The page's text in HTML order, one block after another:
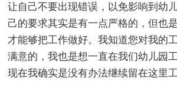
让自己不要出现错误，以免影响到幼
己的要求其实是有一点严格的，但也
才能够把工作做好。我知道您对我的
满意的，我也是想一直在我们幼儿园
现在我确实是没有办法继续留在这里工